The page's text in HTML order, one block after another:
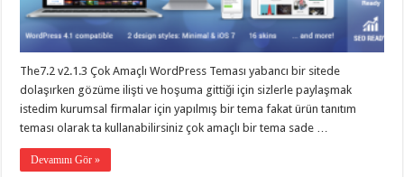
The7.2 v2.1.3 Çok Amaçlı WordPress Teması yabancı bir sitede
dolaşırken gözüme ilişti ve hoşuma gittiği için sizlerle paylaşmak
istedim kurumsal firmalar için yapılmış bir tema fakat ürün tanıtım
teması olarak ta kullanabilirsiniz çok amaçlı bir tema sade …
Devamını Gör »